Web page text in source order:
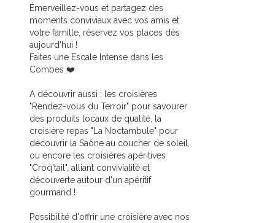
Émerveillez-vous et partagez des
moments conviviaux avec vos amis et
votre famille, réservez vos places dès
aujourd'hui !
Faites une Escale Intense dans les
Combes ❤️
A découvrir aussi : les croisières
"Rendez-vous du Terroir" pour savourer
des produits locaux de qualité, la
croisière repas "La Noctambule" pour
découvrir la Saône au coucher de soleil,
ou encore les croisières apéritives
"Croq'tail", alliant convivialité et
découverte autour d'un apéritif
gourmand !
Possibilité d'offrir une croisière avec nos